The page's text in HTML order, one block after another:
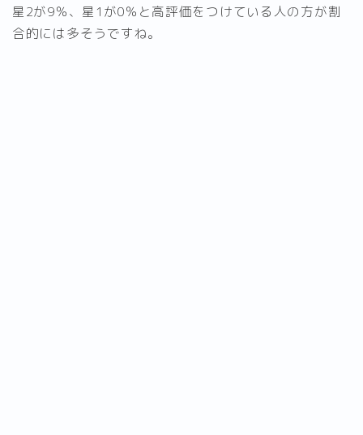
星2が9％、星1が0％と高評価をつけている人の方が割
合的には多そうですね。